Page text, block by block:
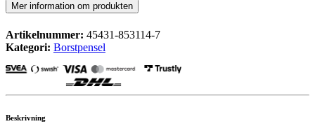
Mer information om produkten
Artikelnummer: 45431-853114-7
Kategori: Borstpensel
Beskrivning